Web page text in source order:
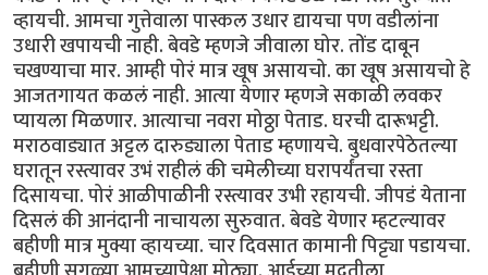
व्हायची. आमचा गुत्तेवाला पास्कल उधार द्यायचा पण वडीलांना
उधारी खपायची नाही. बेवडे म्हणजे जीवाला घोर. तोंड दाबून
चखण्याचा मार. आम्ही पोरं मात्र खूष असायचो. का खूष असायचो हे
आजतगायत कळलं नाही. आत्या येणार म्हणजे सकाळी लवकर
प्यायला मिळणार. आत्याचा नवरा मोठ्ठा पेताड. घरची दारूभट्टी.
मराठवाड्यात अट्टल दारुड्याला पेताड म्हणायचे. बुधवारपेठेतल्या
घरातून रस्त्यावर उभं राहीलं की चमेलीच्या घरापर्यंतचा रस्ता
दिसायचा. पोरं आळीपाळीनी रस्त्यावर उभी रहायची. जीपडं येताना
दिसलं की आनंदानी नाचायला सुरुवात. बेवडे येणार म्हटल्यावर
बहीणी मात्र मुक्या व्हायच्या. चार दिवसात कामानी पिट्ट्या पडायचा.